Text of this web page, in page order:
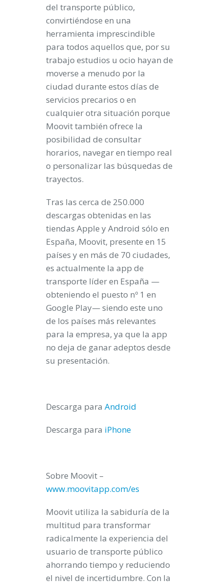
del transporte público,
convirtiéndose en una
herramienta imprescindible
para todos aquellos que, por su
trabajo estudios u ocio hayan de
moverse a menudo por la
ciudad durante estos días de
servicios precarios o en
cualquier otra situación porque
Moovit también ofrece la
posibilidad de consultar
horarios, navegar en tiempo real
o personalizar las búsquedas de
trayectos.
Tras las cerca de 250.000
descargas obtenidas en las
tiendas Apple y Android sólo en
España, Moovit, presente en 15
países y en más de 70 ciudades,
es actualmente la app de
transporte líder en España —
obteniendo el puesto nº 1 en
Google Play— siendo este uno
de los países más relevantes
para la empresa, ya que la app
no deja de ganar adeptos desde
su presentación.
Descarga para Android
Descarga para iPhone
Sobre Moovit –
www.moovitapp.com/es
Moovit utiliza la sabiduría de la
multitud para transformar
radicalmente la experiencia del
usuario de transporte público
ahorrando tiempo y reduciendo
el nivel de incertidumbre. Con la